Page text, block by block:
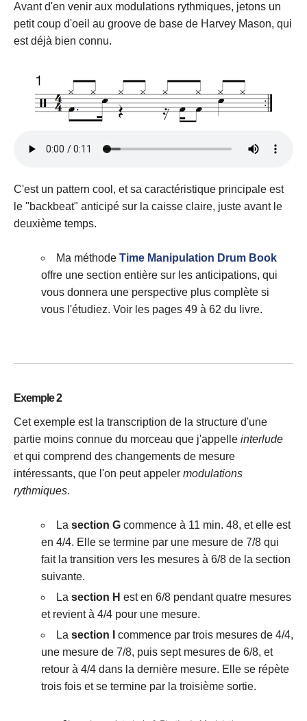
Avant d'en venir aux modulations rythmiques, jetons un
petit coup d'oeil au groove de base de Harvey Mason, qui
est déjà bien connu.
C'est un pattern cool, et sa caractéristique principale est
le "backbeat" anticipé sur la caisse claire, juste avant le
deuxième temps.
Ma méthode Time Manipulation Drum Book
offre une section entière sur les anticipations, qui
vous donnera une perspective plus complète si
vous l'étudiez. Voir les pages 49 à 62 du livre.
Exemple 2
Cet exemple est la transcription de la structure d'une
partie moins connue du morceau que j'appelle interlude
et qui comprend des changements de mesure
intéressants, que l'on peut appeler modulations
rythmiques.
La section G commence à 11 min. 48, et elle est
en 4/4. Elle se termine par une mesure de 7/8 qui
fait la transition vers les mesures à 6/8 de la section
suivante.
La section H est en 6/8 pendant quatre mesures
et revient à 4/4 pour une mesure.
La section I
commence par trois mesures de 4/4,
une mesure de 7/8, puis sept mesures de 6/8, et
retour à 4/4 dans la dernière mesure. Elle se répète
trois fois et se termine par la troisième sortie.